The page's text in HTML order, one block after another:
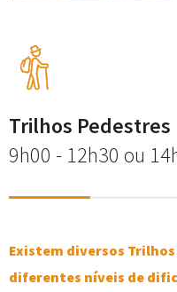
Trilhos Pedestres
9h00 - 12h30 ou
Existem diversos
diferentes níveis de